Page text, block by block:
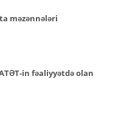
məzənnələri
in fəaliyyətdə olan